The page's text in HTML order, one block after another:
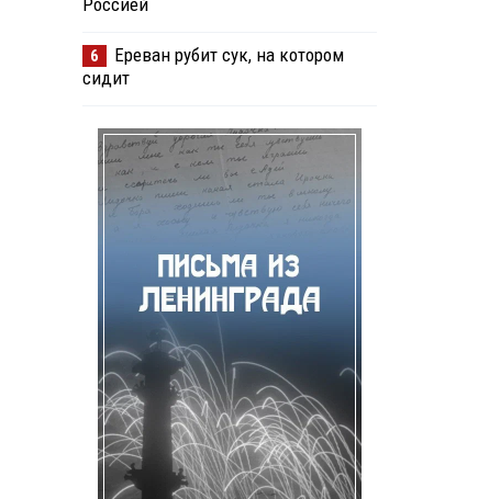
Россией
6
Ереван рубит сук, на котором
сидит